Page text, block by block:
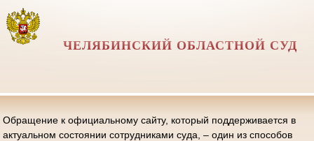
ЧЕЛЯБИНСКИЙ ОБЛАСТНОЙ СУД
Обращение к официальному сайту, который поддерживается в
актуальном состоянии сотрудниками суда, – один из способов